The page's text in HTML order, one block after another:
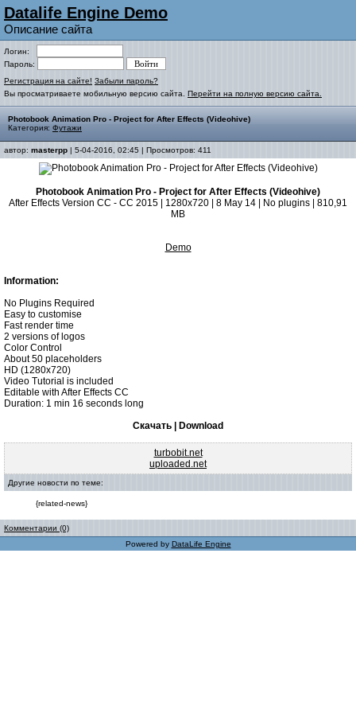
Datalife Engine Demo
Описание сайта
Логин:
Пароль:
Регистрация на сайте! Забыли пароль?
Вы просматриваете мобильную версию сайта. Перейти на полную версию сайта.
Photobook Animation Pro - Project for After Effects (Videohive)
Категория: Футажи
автор: masterpp | 5-04-2016, 02:45 | Просмотров: 411
Photobook Animation Pro - Project for After Effects (Videohive)
After Effects Version CC - CC 2015 | 1280x720 | 8 May 14 | No plugins | 810,91
MB
Demo
Information:
No Plugins Required
Easy to customise
Fast render time
2 versions of logos
Color Control
About 50 placeholders
HD (1280x720)
Video Tutorial is included
Editable with After Effects CC
Duration: 1 min 16 seconds long
Скачать | Download
turbobit.net
uploaded.net
Другие новости по теме:
{related-news}
Комментарии (0)
Powered by DataLife Engine